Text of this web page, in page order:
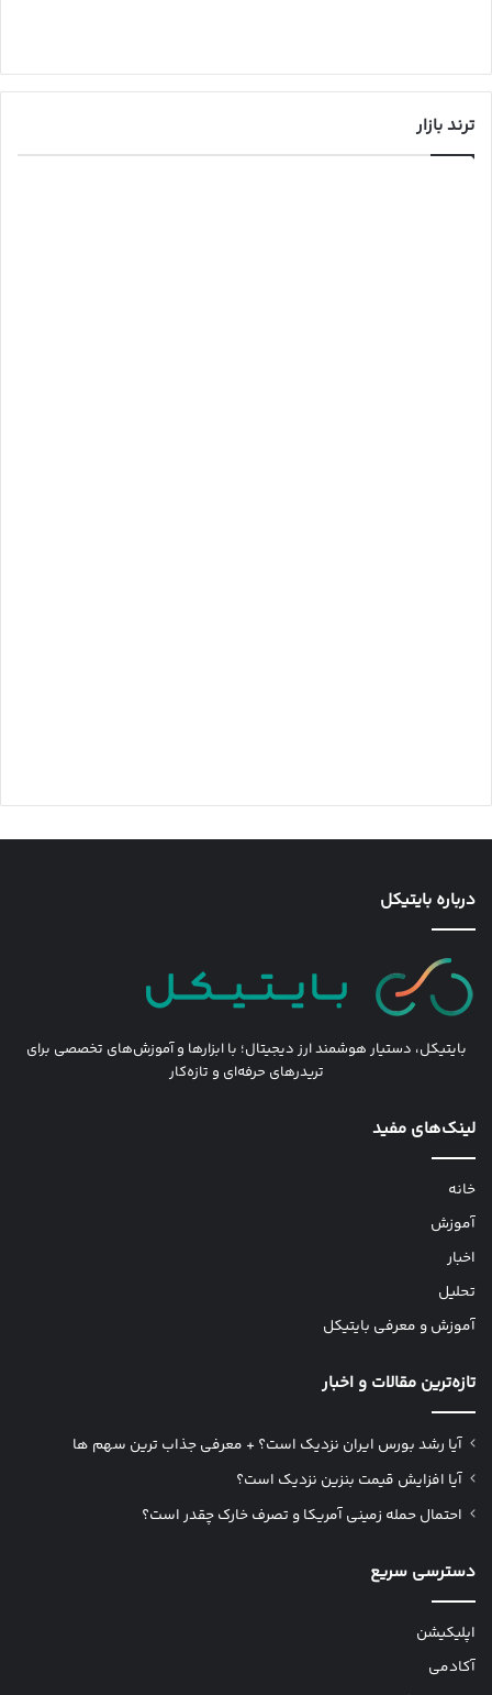
ترند بازار
درباره بایتیکل
بایتیکل، دستیار هوشمند ارز دیجیتال؛ با ابزارها و آموزش‌های تخصصی برای
تریدرهای حرفه‌ای و تازه‌کار
لینک‌های مفید
خانه
آموزش
اخبار
تحلیل
آموزش و معرفی بایتیکل
تازه‌ترین مقالات و اخبار
آیا رشد بورس ایران نزدیک است؟ + معرفی جذاب ترین سهم ها
آیا افزایش قیمت بنزین نزدیک است؟
احتمال حمله زمینی آمریکا و تصرف خارک چقدر است؟
دسترسی سریع
اپلیکیشن
آکادمی